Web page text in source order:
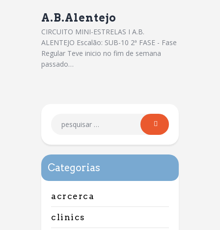
A.B.Alentejo
CIRCUITO MINI-ESTRELAS I A.B.
ALENTEJO Escalão: SUB-10 2ª FASE - Fase
Regular Teve inicio no fim de semana
passado…
Categorias
acrcerca
clinics